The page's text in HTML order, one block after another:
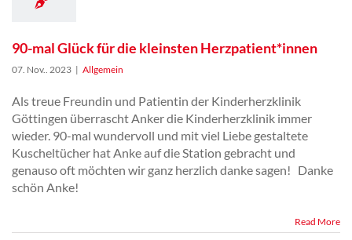
90-mal Glück für die kleinsten Herzpatient*innen
07. Nov.. 2023 | Allgemein
Als treue Freundin und Patientin der Kinderherzklinik
Göttingen überrascht Anker die Kinderherzklinik immer
wieder. 90-mal wundervoll und mit viel Liebe gestaltete
Kuscheltücher hat Anke auf die Station gebracht und
genauso oft möchten wir ganz herzlich danke sagen! Danke
schön Anke!
Read More